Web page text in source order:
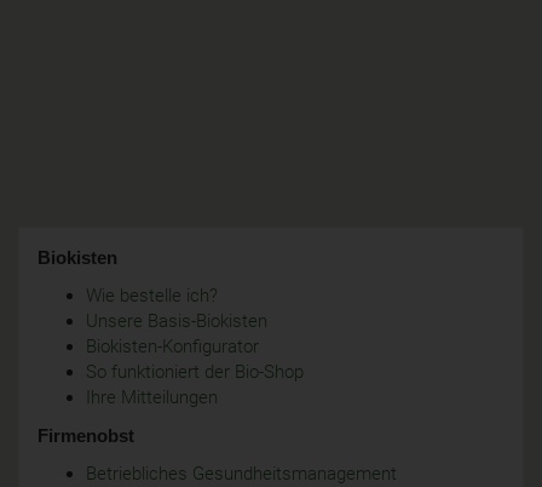
Biokisten
Wie bestelle ich?
Unsere Basis-Biokisten
Biokisten-Konfigurator
So funktioniert der Bio-Shop
Ihre Mitteilungen
Firmenobst
Betriebliches Gesundheitsmanagement